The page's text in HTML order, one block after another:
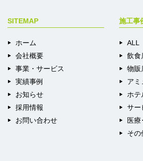
SITEMAP
ホーム
会社概要
事業・サービス
実績事例
お知らせ
採用情報
お問い合わせ
施工事
ALL
飲食
物販
アミ
ホテ
サー
医療
その